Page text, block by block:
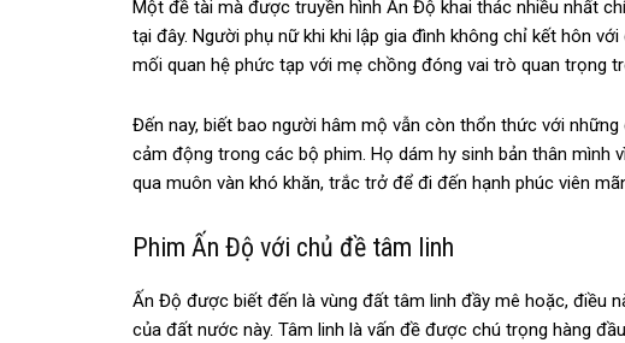
Một đề tài mà được truyền hình Ấn Độ khai thác nhiều nhất
tại đây. Người phụ nữ khi khi lập gia đình không chỉ kết hôn
mối quan hệ phức tạp với mẹ chồng đóng vai trò quan trọng
Đến nay, biết bao người hâm mộ vẫn còn thổn thức với
cảm động trong các bộ phim. Họ dám hy sinh bản thân mình
qua muôn vàn khó khăn, trắc trở để đi đến hạnh phúc viên
Phim Ấn Độ với chủ đề tâm linh
Ấn Độ được biết đến là vùng đất tâm linh đầy mê hoặc, điều
của đất nước này. Tâm linh là vấn đề được chú trọng hàng